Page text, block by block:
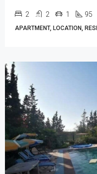
2 2 1 95
APARTMENT, LOCATION,